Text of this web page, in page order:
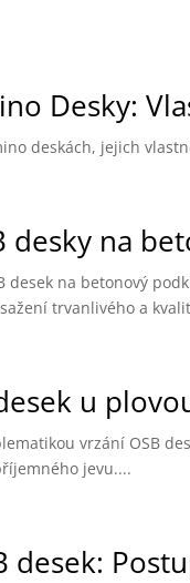
Desky:
deskách, jejich
desky na
desek na betonový
trvanlivého a
u
vrzání OSB
jevu....
desek: